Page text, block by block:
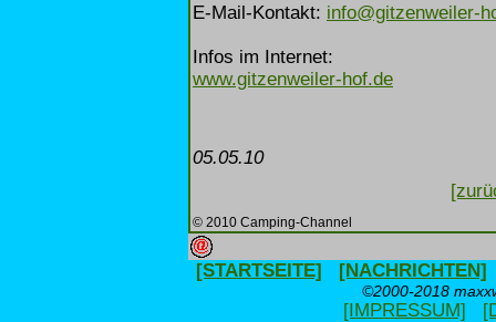
E-Mail-Kontakt: info@gitzenweiler-
Infos im Internet:
www.gitzenweiler-hof.de
05.05.10
© 2010 Camping-Channel
[STARTSEITE] [NACHRICHTEN]
©2000-2018
[IMPRESSUM]